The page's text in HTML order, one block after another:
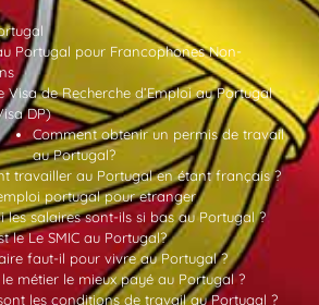
Portugal pour Francophones Non-
Visa de Recherche d’Emploi au Portugal
DP)
Comment obtenir un permis de travail
au Portugal?
travailler au Portugal en étant français ?
portugal pour etranger
les salaires sont-ils si bas au Portugal ?
le Le SMIC au Portugal?
faut-il pour vivre au Portugal ?
le métier le mieux payé au Portugal ?
les conditions de travail au Portugal ?